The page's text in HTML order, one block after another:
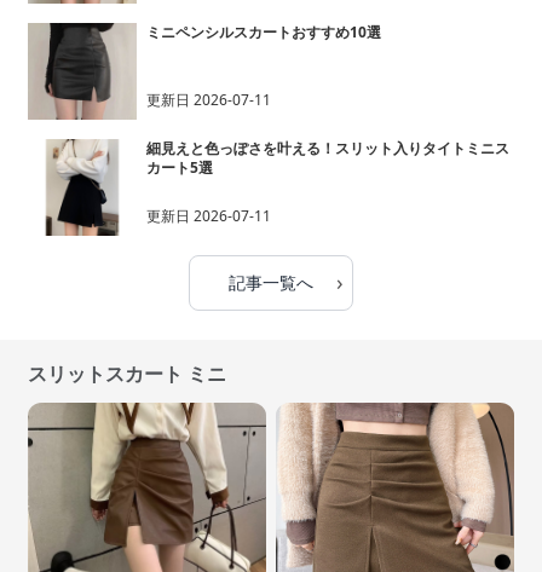
ミニペンシルスカートおすすめ10選
更新日 2026-07-11
細見えと色っぽさを叶える！スリット入りタイトミニス
カート5選
更新日 2026-07-11
記事一覧へ ›
スリットスカート ミニ